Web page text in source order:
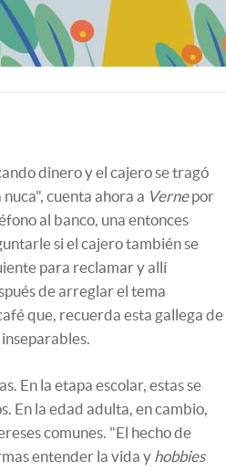
dinero y el cajero se tragó
cuenta ahora a Vernepor
al banco, una entonces
si el cajero también se
para reclamar y allí
de arreglar el tema
que, recuerda esta gallega de
En la etapa escolar, estas se
En la edad adulta, en cambio,
comunes. "El hecho de
entender la vida y hobbies